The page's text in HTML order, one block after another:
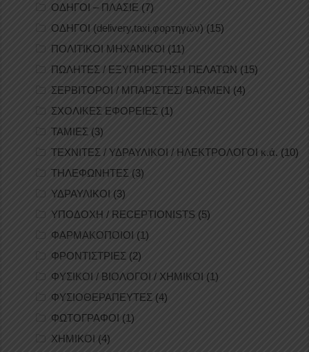
ΟΔΗΓΟΙ – ΠΛΑΣΙΕ (7)
ΟΔΗΓΟΙ (delivery,taxi,φορτηγών) (15)
ΠΟΛΙΤΙΚΟΙ ΜΗΧΑΝΙΚΟΙ (11)
ΠΩΛΗΤΕΣ / ΕΞΥΠΗΡΕΤΗΣΗ ΠΕΛΑΤΩΝ (15)
ΣΕΡΒΙΤΟΡΟΙ / ΜΠΑΡΙΣΤΕΣ/ BARMEN (4)
ΣΧΟΛΙΚΕΣ ΕΦΟΡΕΙΕΣ (1)
ΤΑΜΙΕΣ (3)
ΤΕΧΝΙΤΕΣ / ΥΔΡΑΥΛΙΚΟΙ / ΗΛΕΚΤΡΟΛΟΓΟΙ κ.ά. (10)
ΤΗΛΕΦΩΝΗΤΕΣ (3)
ΥΔΡΑΥΛΙΚΟΙ (3)
ΥΠΟΔΟΧΗ / RECEPTIONISTS (5)
ΦΑΡΜΑΚΟΠΟΙΟΙ (1)
ΦΡΟΝΤΙΣΤΡΙΕΣ (2)
ΦΥΣΙΚΟΙ / ΒΙΟΛΟΓΟΙ / ΧΗΜΙΚΟΙ (1)
ΦΥΣΙΟΘΕΡΑΠΕΥΤΕΣ (4)
ΦΩΤΟΓΡΑΦΟΙ (1)
ΧΗΜΙΚΟΙ (4)